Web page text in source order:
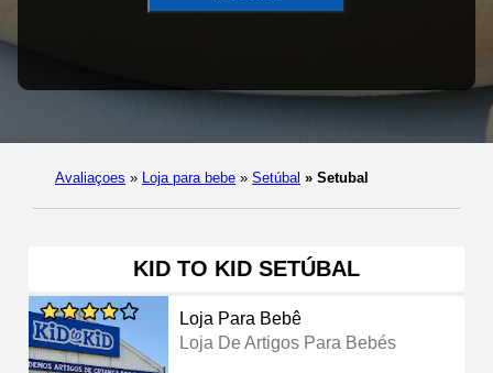
Avaliaçoes » Loja para bebe » Setúbal » Setubal
KID TO KID SETÚBAL
Loja Para Bebê
Loja De Artigos Para Bebés